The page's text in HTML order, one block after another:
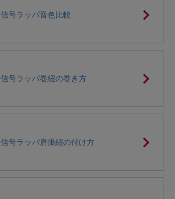
信号ラッパ音色比較
信号ラッパ巻紐の巻き方
信号ラッパ肩掛紐の付け方